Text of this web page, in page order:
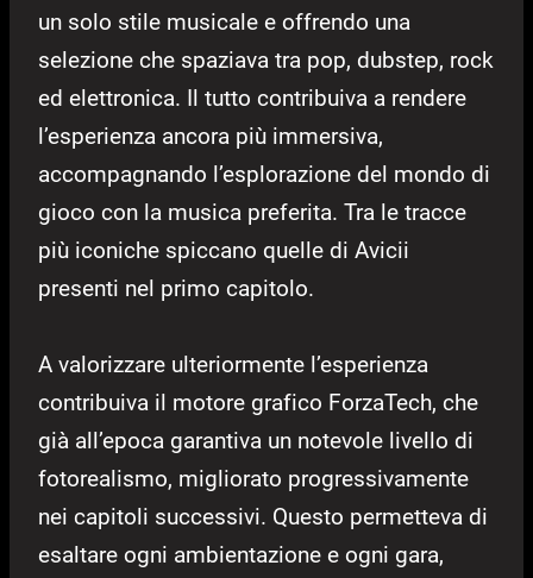
un solo stile musicale e offrendo una
selezione che spaziava tra pop, dubstep, rock
ed elettronica. Il tutto contribuiva a rendere
l’esperienza ancora più immersiva,
accompagnando l’esplorazione del mondo di
gioco con la musica preferita. Tra le tracce
più iconiche spiccano quelle di Avicii
presenti nel primo capitolo.
A valorizzare ulteriormente l’esperienza
contribuiva il motore grafico ForzaTech, che
già all’epoca garantiva un notevole livello di
fotorealismo, migliorato progressivamente
nei capitoli successivi. Questo permetteva di
esaltare ogni ambientazione e ogni gara,